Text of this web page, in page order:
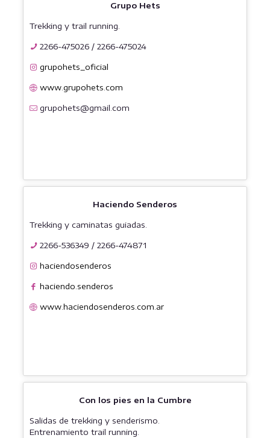
Grupo Hets
Trekking y trail running.
2266-475026 / 2266-475024
grupohets_oficial
www.grupohets.com
grupohets@gmail.com
Haciendo Senderos
Trekking y caminatas guiadas.
2266-536349 / 2266-474871
haciendosenderos
haciendo.senderos
www.haciendosenderos.com.ar
Con los pies en la Cumbre
Salidas de trekking y senderismo.
Entrenamiento trail running.